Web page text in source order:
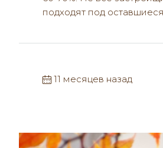
подходят под
11 месяцев назад